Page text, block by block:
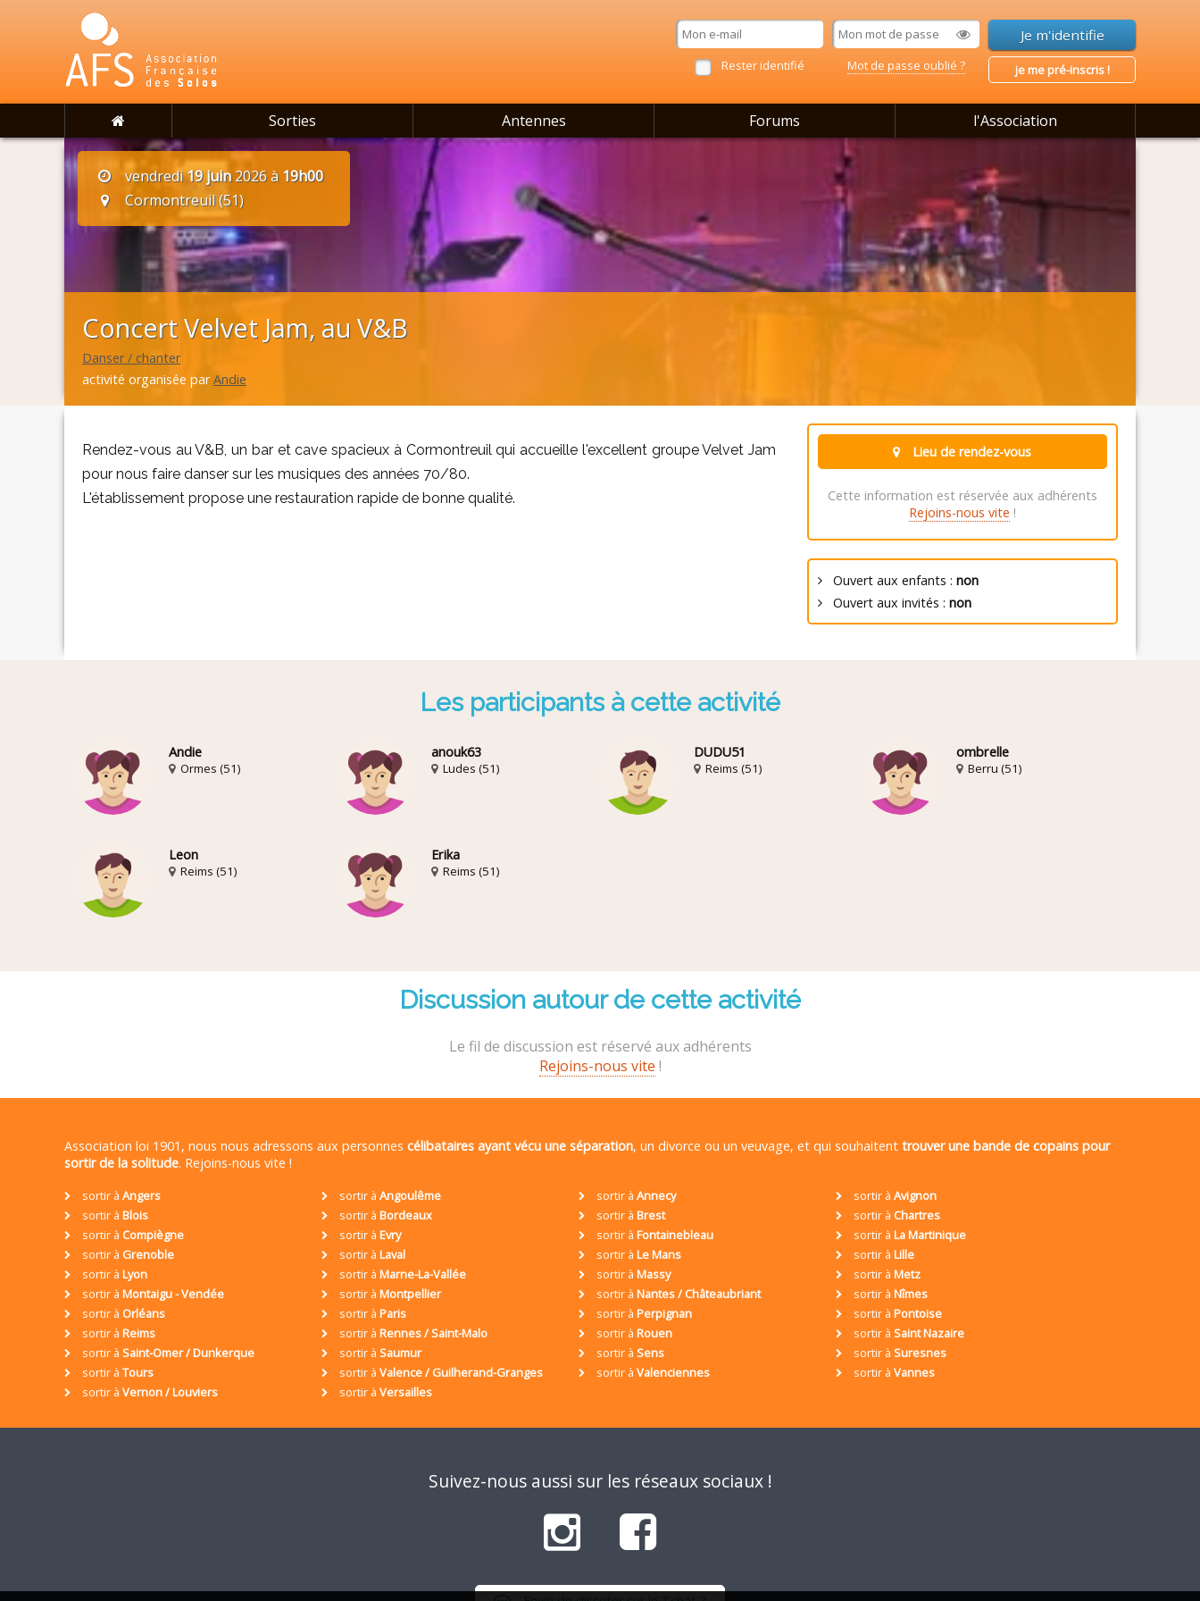
Rester identifié Mot de passe oublié ? je me pré-inscris !
Sorties Antennes Forums l'Association
vendredi19 juin2026 à 19h00
Cormontreuil (51)
Concert Velvet Jam, au V&B
Danser / chanter
activité organisée parAndie
Rendez-vous au V&B, un bar et cave spacieux à Cormontreuil qui accueille l'excellent groupe Velvet Jam
pour nous faire danser sur les musiques des années 70/80.
L'établissement propose une restauration rapide de bonne qualité.
Lieu de rendez-vous
Cette information est réservée aux adhérents
Rejoins-nous vite !
Ouvert aux enfants : non
Ouvert aux invités : non
Les participants à cette activité
Andie
Ormes (51)
anouk63
Ludes (51)
DUDU51
Reims (51)
ombrelle
Berru (51)
Leon
Reims (51)
Erika
Reims (51)
Discussion autour de cette activité
Le fil de discussion est réservé aux adhérents
Rejoins-nous vite !
Association loi 1901, nous nous adressons aux personnes célibataires ayant vécu une séparation, un divorce ou un veuvage, et qui souhaitent trouver une bande de copains pour
sortir de la solitude. Rejoins-nous vite !
sortir à Angers sortir à Angoulême sortir à Annecy sortir à Avignon
sortir à Blois sortir à Bordeaux sortir à Brest sortir à Chartres
sortir à Compiègne sortir à Evry sortir à Fontainebleau sortir à La Martinique
sortir à Grenoble sortir à Laval sortir à Le Mans sortir à Lille
sortir à Lyon sortir à Marne-La-Vallée sortir à Massy sortir à Metz
sortir à Montaigu - Vendée sortir à Montpellier sortir à Nantes / Châteaubriant sortir à Nîmes
sortir à Orléans sortir à Paris sortir à Perpignan sortir à Pontoise
sortir à Reims sortir à Rennes / Saint-Malo sortir à Rouen sortir à Saint Nazaire
sortir à Saint-Omer / Dunkerque sortir à Saumur sortir à Sens sortir à Suresnes
sortir à Tours sortir à Valence / Guilherand-Granges sortir à Valenciennes sortir à Vannes
sortir à Vernon / Louviers sortir à Versailles
Suivez-nous aussi sur les réseaux sociaux !